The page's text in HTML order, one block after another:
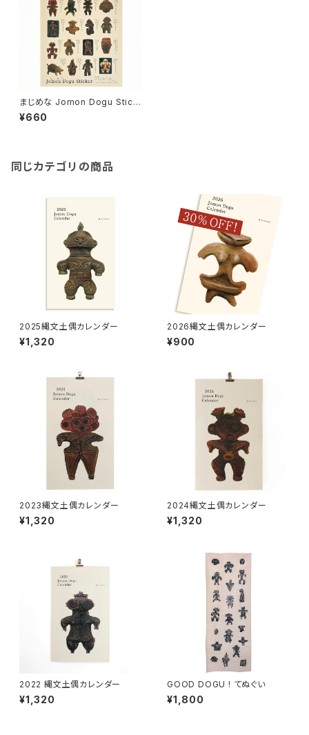
まじめな Jomon Dogu Stick
er
¥660
同じカテゴリの商品
2025縄文土偶カレンダー
¥1,320
2026縄文土偶カレンダー
¥900
2023縄文土偶カレンダー
¥1,320
2024縄文土偶カレンダー
¥1,320
2022 縄文土偶カレンダー
¥1,320
GOOD DOGU ! てぬぐい
¥1,800